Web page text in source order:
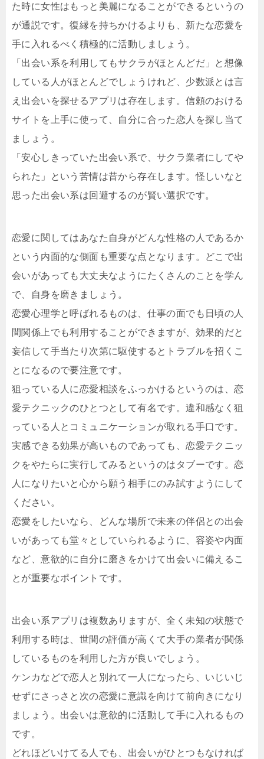
た時に女性はもっと美麗になることができるというの
が通説です。復縁を持ちかけるよりも、新たな恋愛を
手に入れるべく積極的に活動しましょう。
「出会い系を利用してもサクラがほとんどだ」と想像
している人がほとんどでしょうけれど、少数派とは言
え出会いを探せるアプリは存在します。信頼のおける
サイトを上手に使って、自分に合った恋人を探し当て
ましょう。
「安心しきっていた出会い系で、サクラ業者にしてや
られた」という苦情は昔から存在します。怪しいなと
思った出会い系は回避するのが賢い選択です。
恋愛に関してはあなた自身がどんな性格の人であるか
という内面的な側面も重要な点となります。どこで出
会いがあっても大丈夫なようにたくさんのことを学ん
で、自身を磨きましょう。
恋愛心理学と呼ばれるものは、仕事の面でも日頃の人
間関係上でも利用することができますが、効果的だと
妄信して手当たり次第に駆使するとトラブルを招くこ
とになるので要注意です。
狙っている人に恋愛相談をふっかけるというのは、恋
愛テクニックのひとつとして有名です。違和感なく狙
っている人とコミュニケーションが取れる手口です。
実感できる効果が高いものであっても、恋愛テクニッ
クをやたらに実行してみるというのはタブーです。恋
人になりたいと心から願う相手にのみ試すようにして
ください。
恋愛をしたいなら、どんな場所で未来の伴侶との出会
いがあっても堂々としていられるように、容姿や内面
など、意欲的に自分に磨きをかけて出会いに備えるこ
とが重要なポイントです。
出会い系アプリは複数ありますが、全く未知の状態で
利用する時は、世間の評価が高くて大手の業者が関係
しているものを利用した方が良いでしょう。
ケンカなどで恋人と別れて一人になったら、いじいじ
せずにさっさと次の恋愛に意識を向けて前向きになり
ましょう。出会いは意欲的に活動して手に入れるもの
です。
どれほどいけてる人でも、出会いがひとつもなければ